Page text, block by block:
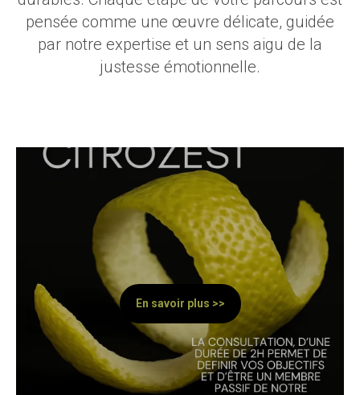
pensée comme une œuvre délicate, guidée
par notre expertise et un sens aigu de la
justesse émotionnelle.
En savoir plus >>